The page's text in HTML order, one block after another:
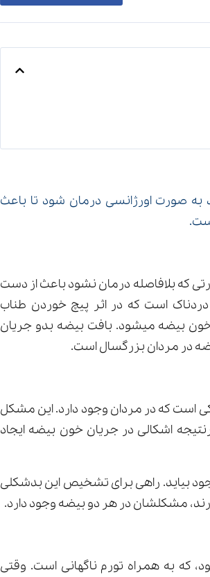
به صورت اورژانسی درمان شود تا باعث
که بلافاصله درمان نشود باعث از دست
است که در اثر پیچ خوردن طناب
بیضه میشود. بافت بیضه بدو جریان
در مردان بزرگسال است.
است که در مردان وجود دارد. این مشکل
اشکالی در جریان خون بیضه ایجاد
بیاید. راهی برای تشخیص این بدشکلی
مشکلشان در هر دو بیضه وجود دارد.
به همراه تورم ناگهانی است. وقتی